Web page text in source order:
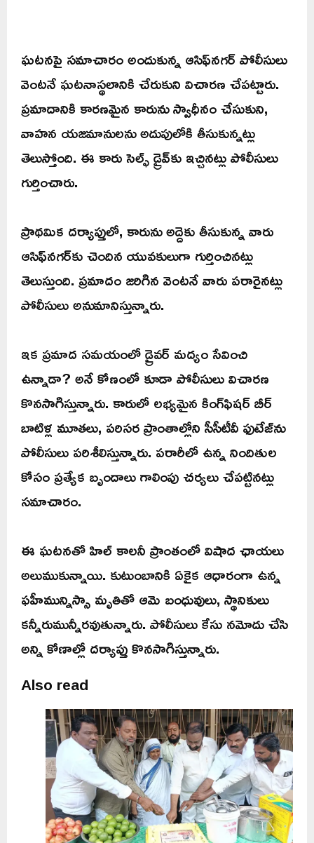
ఘటనపై సమాచారం అందుకున్న ఆసిఫ్‌నగర్ పోలీసులు
వెంటనే ఘటనాస్థలానికి చేరుకుని విచారణ చేపట్టారు.
ప్రమాదానికి కారణమైన కారును స్వాధీనం చేసుకుని,
వాహన యజమానులను అదుపులోకి తీసుకున్నట్లు
తెలుస్తోంది. ఈ కారు సెల్ఫ్ డ్రైవ్‌కు ఇచ్చినట్లు పోలీసులు
గుర్తించారు.
ప్రాథమిక దర్యాప్తులో, కారును అద్దెకు తీసుకున్న వారు
ఆసిఫ్‌నగర్‌కు చెందిన యువకులుగా గుర్తించినట్లు
తెలుస్తుంది. ప్రమాదం జరిగిన వెంటనే వారు పరారైనట్లు
పోలీసులు అనుమానిస్తున్నారు.
ఇక ప్రమాద సమయంలో డ్రైవర్ మద్యం సేవించి
ఉన్నాడా? అనే కోణంలో కూడా పోలీసులు విచారణ
కొనసాగిస్తున్నారు. కారులో లభ్యమైన కింగ్‌ఫిషర్ బీర్
బాటిళ్ల మూతలు, పరిసర ప్రాంతాల్లోని సీసీటీవీ ఫుటేజ్‌ను
పోలీసులు పరిశీలిస్తున్నారు. పరారీలో ఉన్న నిందితుల
కోసం ప్రత్యేక బృందాలు గాలింపు చర్యలు చేపట్టినట్లు
సమాచారం.
ఈ ఘటనతో హిల్ కాలనీ ప్రాంతంలో విషాద ఛాయలు
అలుముకున్నాయి. కుటుంబానికి ఏకైక ఆధారంగా ఉన్న
ఫహీమున్నిస్సా మృతితో ఆమె బంధువులు, స్థానికులు
కన్నీరుమున్నీరవుతున్నారు. పోలీసులు కేసు నమోదు చేసి
అన్ని కోణాల్లో దర్యాప్తు కొనసాగిస్తున్నారు.
Also read